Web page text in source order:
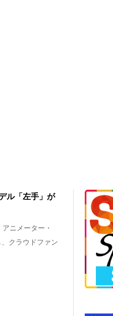
ル「左手」が
ニメーター・
クラウドファン